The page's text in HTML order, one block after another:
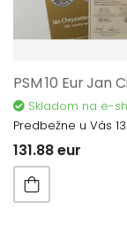
Skladom na e-
Predbežne u Vás
131.88 eur